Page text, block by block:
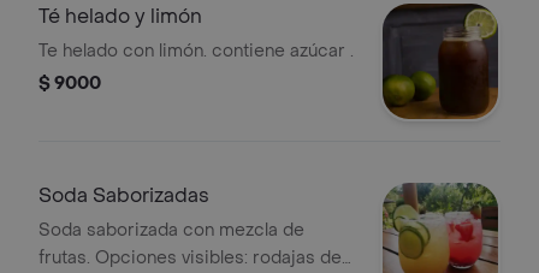
Té helado y limón
Te helado con limón. contiene azúcar .
$ 9000
Soda Saborizadas
Soda saborizada con mezcla de
frutas. Opciones visibles: rodajas de